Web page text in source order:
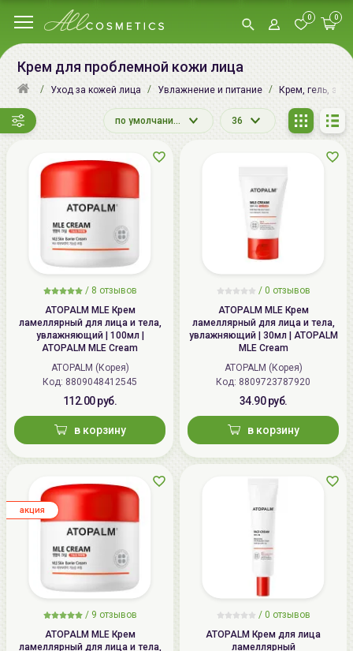
0 0
Крем для проблемной кожи лица
Уход за кожей лица Увлажнение и питание Крем, гель,
по умолчанию 36
/ 8 отзывов
ATOPALM MLE Крем
ламеллярный для лица и тела,
увлажняющий | 100мл |
ATOPALM MLE Cream
ATOPALM (Корея)
Код: 8809048412545
112.00 руб.
в корзину
/ 0 отзывов
ATOPALM MLE Крем
ламеллярный для лица и тела,
увлажняющий | 30мл | ATOPALM
MLE Cream
ATOPALM (Корея)
Код: 8809723787920
34.90 руб.
в корзину
/ 9 отзывов
ATOPALM MLE Крем
ламеллярный для лица и тела,
aкция
/ 0 отзывов
ATOPALM Крем для лица
ламеллярный